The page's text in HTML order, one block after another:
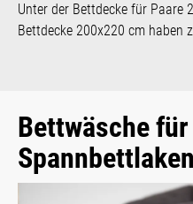
Unter der Bettdecke für Paare
Bettdecke 200x220 cm haben
Bettwäsche